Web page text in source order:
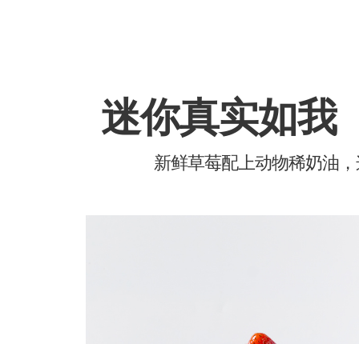
迷你真实如我
新鲜草莓配上动物稀奶油